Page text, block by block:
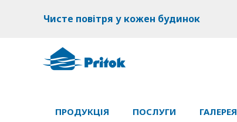
Чисте повітря у кожен будинок
ПРОДУКЦІЯ ПОСЛУГИ ГАЛЕРЕЯ